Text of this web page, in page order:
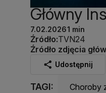
Główny
7.02.20261 min
Źródło:TVN24
Źródło zdjęcia
Udostępnij
TAGI: Choroby